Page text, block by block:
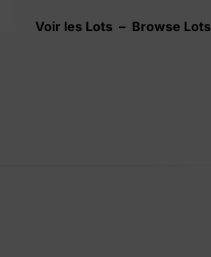
Voir les Lots – Browse